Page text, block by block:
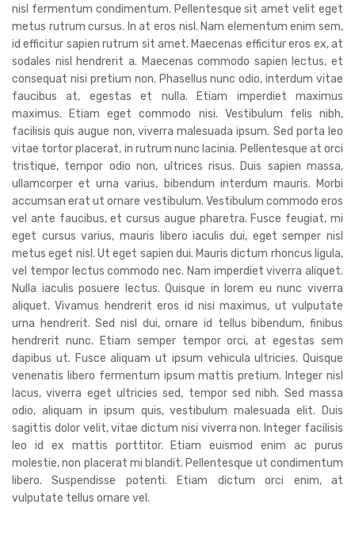
nisl fermentum condimentum. Pellentesque sit amet velit eget
metus rutrum cursus. In at eros nisl. Nam elementum enim sem,
id efficitur sapien rutrum sit amet. Maecenas efficitur eros ex, at
sodales nisl hendrerit a. Maecenas commodo sapien lectus, et
consequat nisi pretium non. Phasellus nunc odio, interdum vitae
faucibus at, egestas et nulla. Etiam imperdiet maximus
maximus. Etiam eget commodo nisi. Vestibulum felis nibh,
facilisis quis augue non, viverra malesuada ipsum. Sed porta leo
vitae tortor placerat, in rutrum nunc lacinia. Pellentesque at orci
tristique, tempor odio non, ultrices risus. Duis sapien massa,
ullamcorper et urna varius, bibendum interdum mauris. Morbi
accumsan erat ut ornare vestibulum. Vestibulum commodo eros
vel ante faucibus, et cursus augue pharetra. Fusce feugiat, mi
eget cursus varius, mauris libero iaculis dui, eget semper nisl
metus eget nisl. Ut eget sapien dui. Mauris dictum rhoncus ligula,
vel tempor lectus commodo nec. Nam imperdiet viverra aliquet.
Nulla iaculis posuere lectus. Quisque in lorem eu nunc viverra
aliquet. Vivamus hendrerit eros id nisi maximus, ut vulputate
urna hendrerit. Sed nisl dui, ornare id tellus bibendum, finibus
hendrerit nunc. Etiam semper tempor orci, at egestas sem
dapibus ut. Fusce aliquam ut ipsum vehicula ultricies. Quisque
venenatis libero fermentum ipsum mattis pretium. Integer nisl
lacus, viverra eget ultricies sed, tempor sed nibh. Sed massa
odio, aliquam in ipsum quis, vestibulum malesuada elit. Duis
sagittis dolor velit, vitae dictum nisi viverra non. Integer facilisis
leo id ex mattis porttitor. Etiam euismod enim ac purus
molestie, non placerat mi blandit. Pellentesque ut condimentum
libero. Suspendisse potenti. Etiam dictum orci enim, at
vulputate tellus ornare vel.